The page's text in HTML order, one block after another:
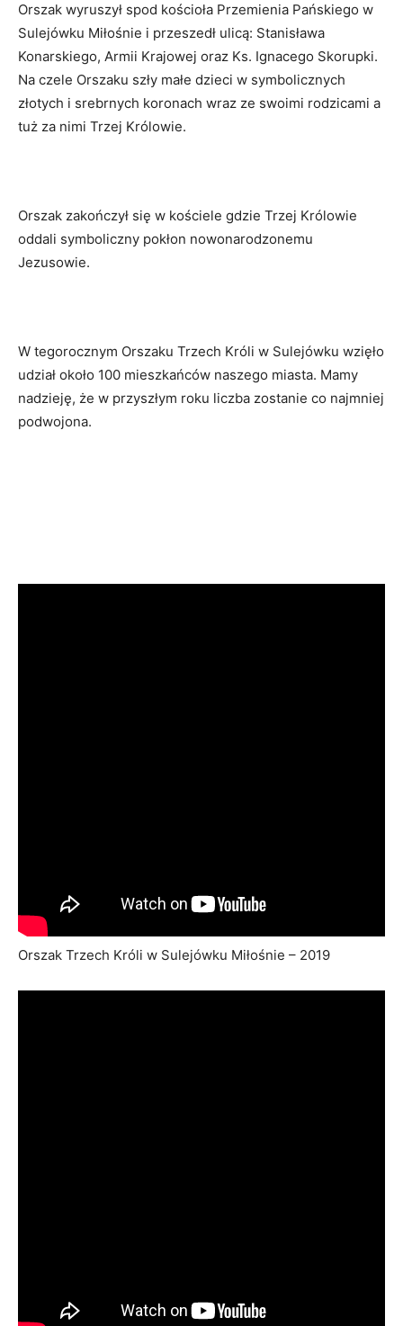
Orszak wyruszył spod kościoła Przemienia Pańskiego w
Sulejówku Miłośnie i przeszedł ulicą: Stanisława
Konarskiego, Armii Krajowej oraz Ks. Ignacego Skorupki.
Na czele Orszaku szły małe dzieci w symbolicznych
złotych i srebrnych koronach wraz ze swoimi rodzicami a
tuż za nimi Trzej Królowie.
Orszak zakończył się w kościele gdzie Trzej Królowie
oddali symboliczny pokłon nowonarodzonemu
Jezusowie.
W tegorocznym Orszaku Trzech Króli w Sulejówku wzięło
udział około 100 mieszkańców naszego miasta. Mamy
nadzieję, że w przyszłym roku liczba zostanie co najmniej
podwojona.
Orszak Trzech Króli w Sulejówku Miłośnie – 2019